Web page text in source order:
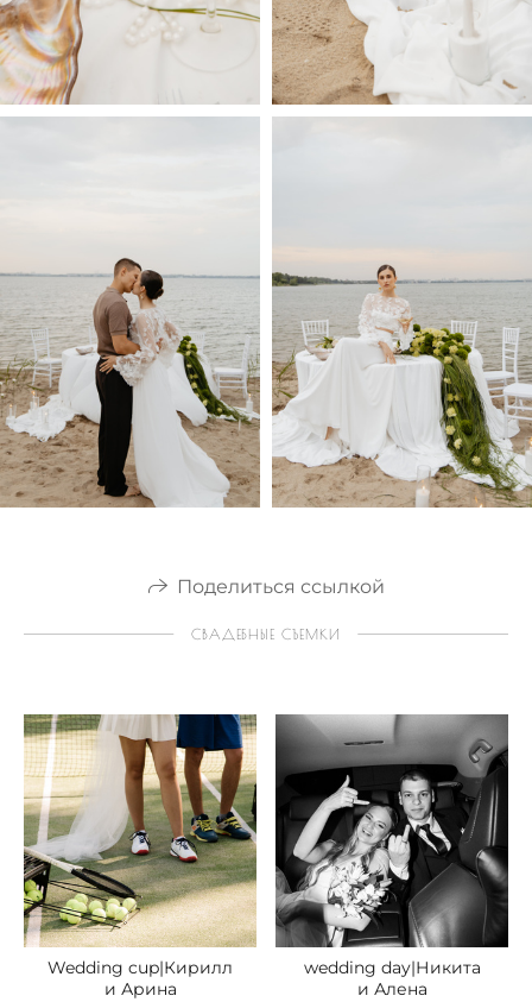
Поделиться ссылкой
СВАДЕБНЫЕ СЪЕМКИ
Wedding cup|Кирилл
и Арина
wedding day|Никита
и Алена